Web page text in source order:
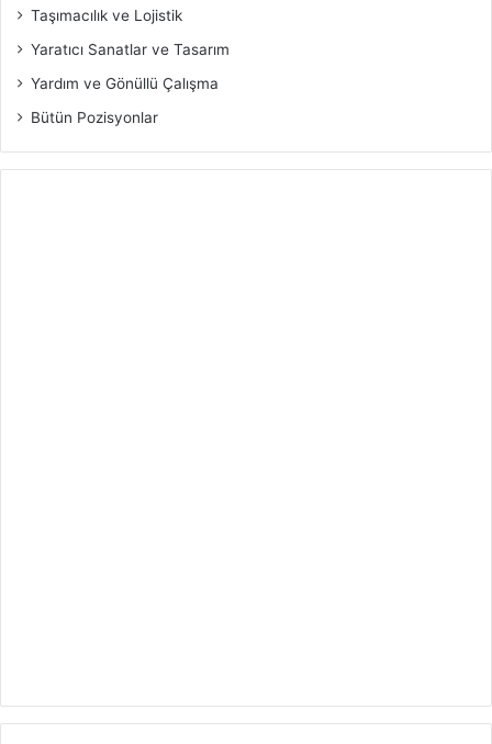
Taşımacılık ve Lojistik
Yaratıcı Sanatlar ve Tasarım
Yardım ve Gönüllü Çalışma
Bütün Pozisyonlar